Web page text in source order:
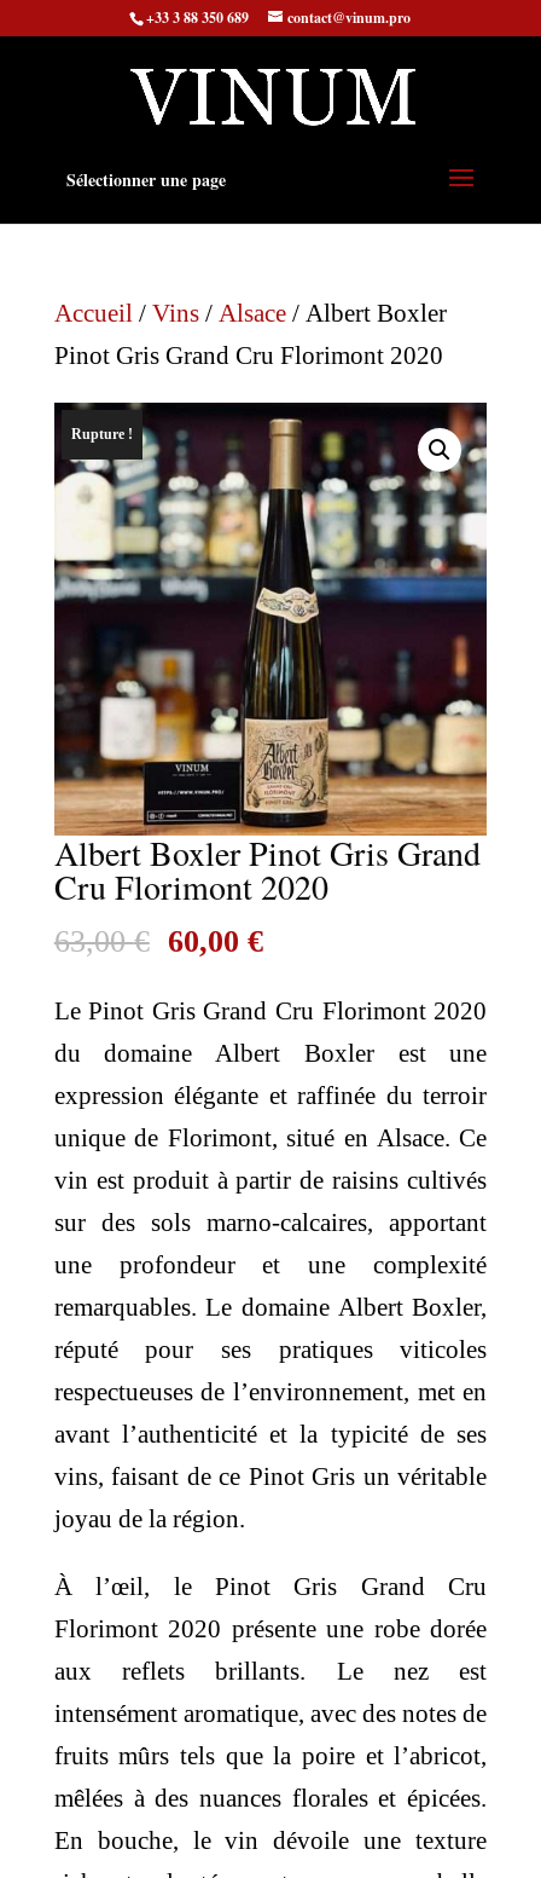
+33 3 88 350 689 contact@vinum.pro
Sélectionner une page
Accueil/ Vins/ Alsace/ Albert Boxler
Pinot Gris Grand Cru Florimont 2020
Rupture !
Albert Boxler Pinot Gris Grand
Cru Florimont 2020
63,00€ Le
initial
était :
63,00 €.
60,00 €Le
actuel
est :
60,00 €.
Le Pinot Gris Grand Cru Florimont 2020
du domaine Albert Boxler est une
expression élégante et raffinée du terroir
unique de Florimont, situé en Alsace. Ce
vin est produit à partir de raisins cultivés
sur des sols marno-calcaires, apportant
une profondeur et une complexité
remarquables. Le domaine Albert Boxler,
réputé pour ses pratiques viticoles
respectueuses de l’environnement, met en
avant l’authenticité et la typicité de ses
vins, faisant de ce Pinot Gris un véritable
joyau de la région.
À l’œil, le Pinot Gris Grand Cru
Florimont 2020 présente une robe dorée
aux reflets brillants. Le nez est
intensément aromatique, avec des notes de
fruits mûrs tels que la poire et l’abricot,
mêlées à des nuances florales et épicées.
En bouche, le vin dévoile une texture